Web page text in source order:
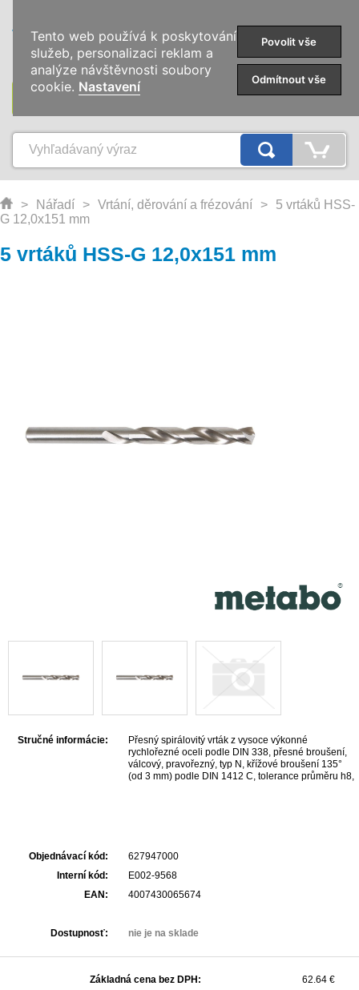
KATEGÓRIE
> Nářadí > Vrtání, děrování a frézování >
5 vrtáků HSS-
G 12,0x151 mm
5 vrtáků HSS-G 12,0x151 mm
Stručné informácie:
Přesný spirálovitý vrták z vysoce výkonné
rychlořezné oceli podle DIN 338, přesné broušení,
válcový, pravořezný, typ N, křížové broušení 135°
(od 3 mm) podle DIN 1412 C, tolerance průměru h8,
Objednávací kód:
627947000
Interní kód:
E002-9568
EAN:
4007430065674
Dostupnosť: nie je na sklade
Základná cena bez DPH: 62.64 €
Tento web používá k poskytování
služeb, personalizaci reklam a
analýze návštěvnosti soubory
cookie. Nastavení
Povolit vše
Odmítnout vše